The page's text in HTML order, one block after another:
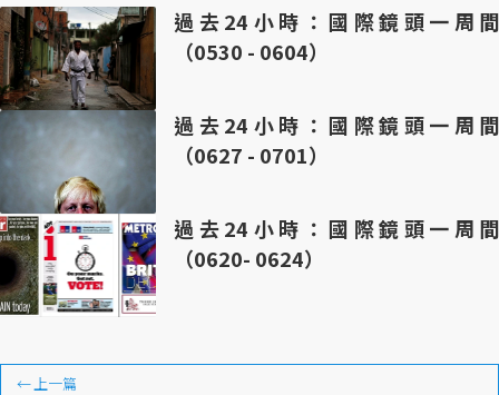
過去24小時：國際鏡頭一周間
（0530 - 0604）
過去24小時：國際鏡頭一周間
（0627 - 0701）
過去24小時：國際鏡頭一周間
（0620- 0624）
← 上一篇